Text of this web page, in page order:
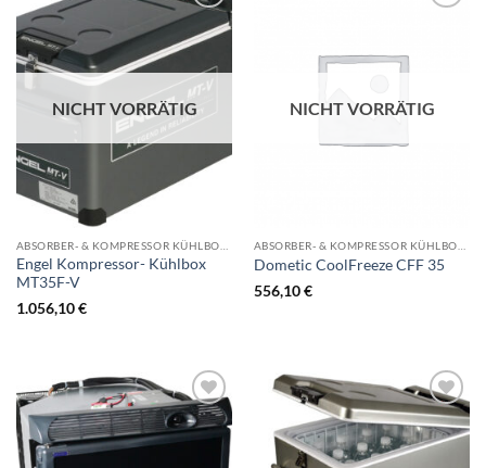
NICHT VORRÄTIG
ABSORBER- & KOMPRESSOR KÜHLBOOXEN
Engel Kompressor- Kühlbox
MT35F-V
1.056,10€
NICHT VORRÄTIG
ABSORBER- & KOMPRESSOR KÜHLBOOXEN
Dometic CoolFreeze CFF 35
556,10€